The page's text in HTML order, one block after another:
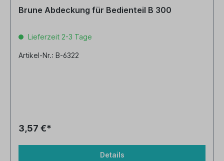
Brune Abdeckung für Bedienteil B 300
Lieferzeit 2-3 Tage
Artikel-Nr.: B-6322
3,57 €*
Details